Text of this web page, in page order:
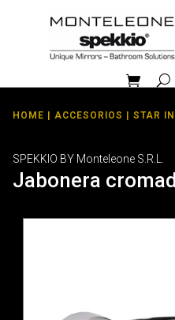

HOME | ACCESORIOS | STAR
SPEKKIO BY Monteleone S.R.L.
Jabonera